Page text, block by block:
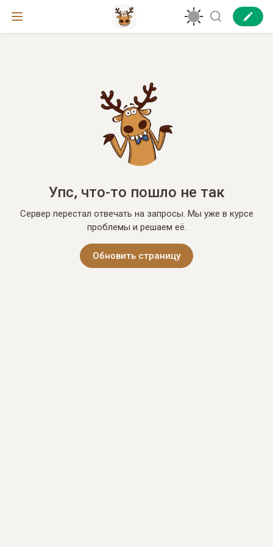
Упс, что-то пошло не так
Сервер перестал отвечать на запросы. Мы уже в курсе
проблемы и решаем её.
Обновить страницу